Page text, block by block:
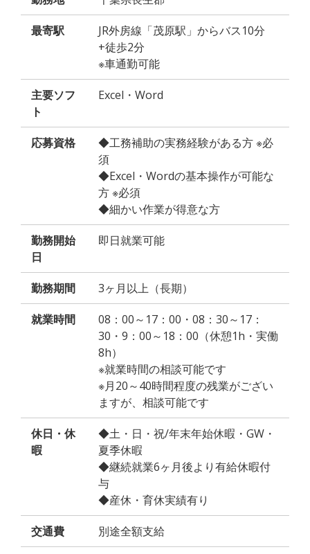
最寄駅
JR外房線「茂原駅」からバス10分
+徒歩2分
※車通勤可能
主要ソフ
ト
Excel・Word
応募資格
◆工務補助の実務経験がある方 ※必
須
◆Excel・Wordの基本操作が可能な
方 ※必須
◆細かい作業が得意な方
勤務開始
日
即日就業可能
勤務期間 3ヶ月以上（長期）
就業時間
08：00～17：00・08：30～17：
30・9：00～18：00（休憩1h・実働
8h）
※就業時間の相談可能です
※月20～40時間程度の残業がござい
ますが、相談可能です
休日・休
暇
◆土・日・祝/年末年始休暇・GW・
夏季休暇
◆継続就業6ヶ月後より有給休暇付
与
◆産休・育休実績有り
交通費 別途全額支給